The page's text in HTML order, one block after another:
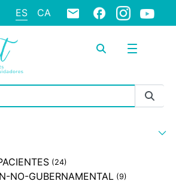
ES CA
(24)
NO-GUBERNAMENTAL (9)